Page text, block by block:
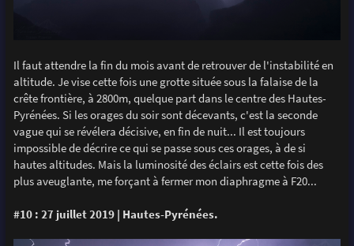
Il faut attendre la fin du mois avant de retrouver de l'instabilité en
altitude. Je vise cette fois une grotte située sous la falaise de la
crête frontière, à 2800m, quelque part dans le centre des Hautes-
Pyrénées. Si les orages du soir sont décevants, c'est la seconde
vague qui se révélera décisive, en fin de nuit... Il est toujours
impossible de décrire ce qui se passe sous ces orages, à de si
hautes altitudes. Mais la luminosité des éclairs est cette fois des
plus aveuglante, me forçant à fermer mon diaphragme à F20...
#10 : 27 juillet 2019 | Hautes-Pyrénées.